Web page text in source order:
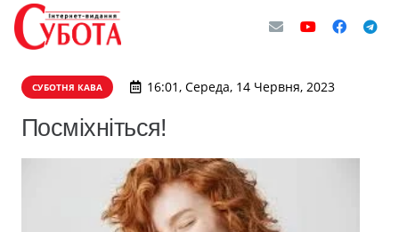
СУБОТНЯ КАВА 16:01, Середа, 14 Червня, 2023
Посміхніться!